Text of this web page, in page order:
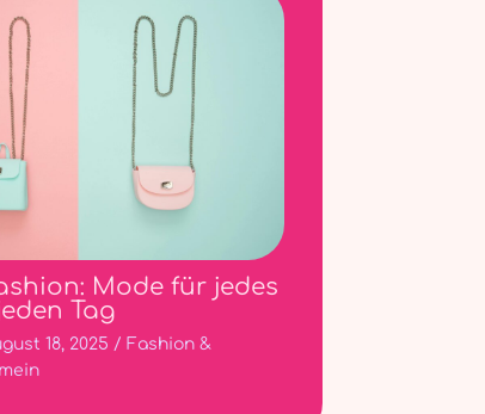
Mode für jedes
Tag
18, 2025 / Fashion &